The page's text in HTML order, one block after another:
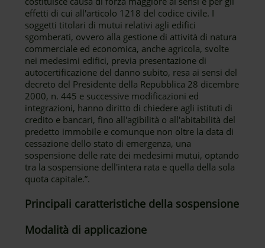
effetti di cui all'articolo 1218 del codice civile. I
soggetti titolari di mutui relativi agli edifici
sgomberati, ovvero alla gestione di attività di natura
commerciale ed economica, anche agricola, svolte
nei medesimi edifici, previa presentazione di
autocertificazione del danno subito, resa ai sensi del
decreto del Presidente della Repubblica 28 dicembre
2000, n. 445 e successive modificazioni ed
integrazioni, hanno diritto di chiedere agli istituti di
credito e bancari, fino all'agibilità o all'abitabilità del
predetto immobile e comunque non oltre la data di
cessazione dello stato di emergenza, una
sospensione delle rate dei medesimi mutui, optando
tra la sospensione dell'intera rata e quella della sola
quota capitale.”.
Principali caratteristiche della sospensione
Modalità di applicazione